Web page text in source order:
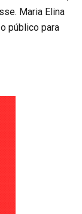
Maria Elina
público para